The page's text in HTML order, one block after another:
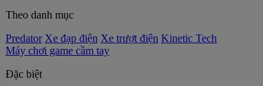
Theo danh mục
Predator Xe đạp điện Xe trượt điện Kinetic Tech
Máy chơi game cầm tay
Đặc biệt